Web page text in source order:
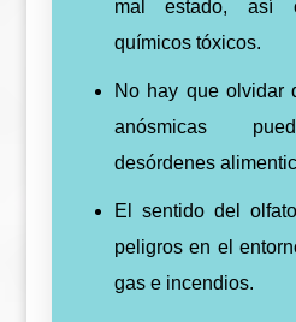
mal estado, así
químicos tóxicos.
No hay que olvidar
anósmicas
desórdenes
El sentido del
peligros en el
gas e incendios.